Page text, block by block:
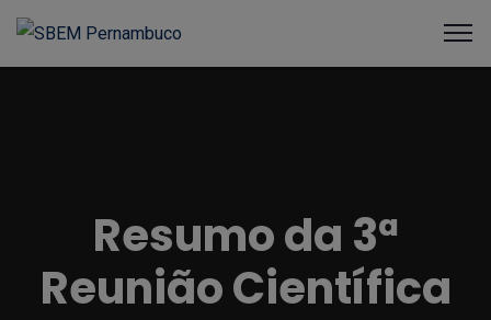
Resumo da 3ª
Reunião Científica